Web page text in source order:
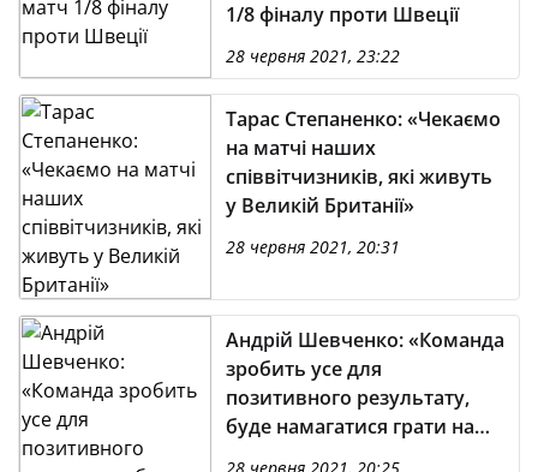
1/8 фіналу проти Швеції
28 червня 2021, 23:22
Тарас Степаненко: «Чекаємо
на матчі наших
співвітчизників, які живуть
у Великій Британії»
28 червня 2021, 20:31
Андрій Шевченко: «Команда
зробить усе для
позитивного результату,
буде намагатися грати на